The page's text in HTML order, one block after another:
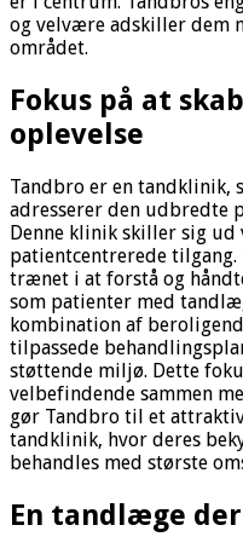
og velvære adskiller dem
området.
Fokus på at
oplevelse
Tandbro er en tandklinik,
adresserer den udbredte
Denne klinik skiller sig ud
patientcentrerede tilgang.
trænet i at forstå og
som patienter med
kombination af
tilpassede
støttende miljø. Dette
velbefindende sammen
gør Tandbro til et
tandklinik, hvor deres
behandles med største
En tandlæge